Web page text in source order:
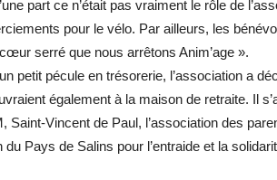
part ce n’était pas vraiment le rôle de
pour le vélo. Par ailleurs, les
serré que nous arrêtons Anim’age ».
petit pécule en trésorerie, l’association a
également à la maison de retraite. Il
Saint-Vincent de Paul, l’association des
du Pays de Salins pour l’entraide et la